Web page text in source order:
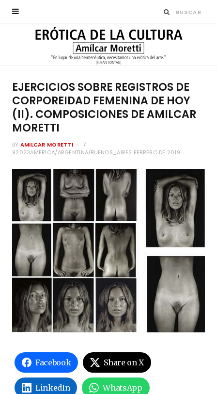
EJERCICIOS SOBRE REGISTROS DE
CORPOREIDAD FEMENINA DE HOY
(II). COMPOSICIONES DE AMILCAR
MORETTI
BY AMILCAR MORETTI
7
92023AMERICA/ARGENTINA/BUENOS_AIRES FEBRERO DE 2019
Facebook Share on X
LinkedIn WhatsApp